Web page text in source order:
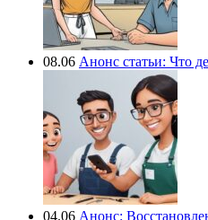
08.06 Анонс статьи: Что
04.06 Анонс: